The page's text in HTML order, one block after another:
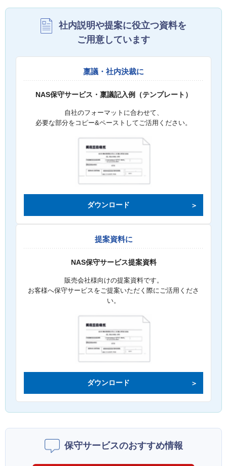
社内説明や提案に役立つ資料を
ご用意しています
稟議・社内決裁に
NAS保守サービス・稟議記入例（テンプレート）
自社のフォーマットに合わせて、
必要な部分をコピー&ペーストしてご活用ください。
ダウンロード
提案資料に
NAS保守サービス提案資料
販売会社様向けの提案資料です。
お客様へ保守サービスをご提案いただく際にご活用くださ
い。
ダウンロード
保守サービスのおすすめ情報